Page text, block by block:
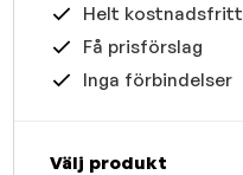
Helt kostnadsfritt
Få prisförslag
Inga förbindelser
Välj produkt